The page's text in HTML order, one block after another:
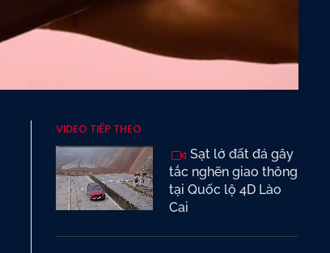
VIDEO TIẾP THEO
Sạt lở đất đá gây
tắc nghẽn giao thông
tại Quốc lộ 4D Lào
Cai